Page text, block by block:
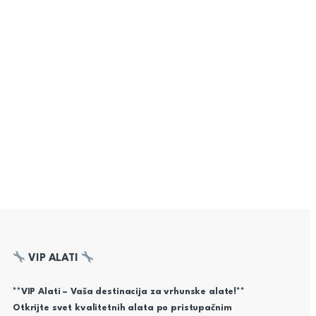
VIP ALATI
**VIP Alati – Vaša destinacija za vrhunske alate!**
Otkrijte svet kvalitetnih alata po pristupačnim